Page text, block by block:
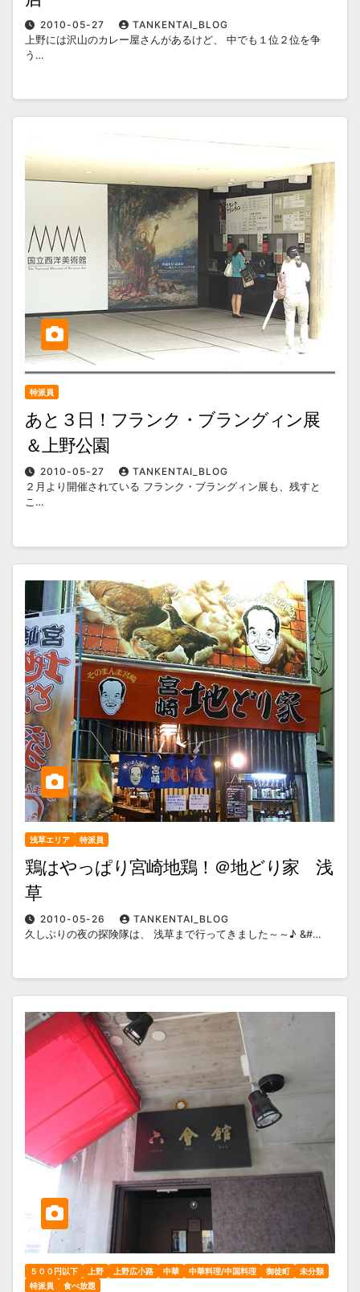
2010-05-27
TANKENTAI_BLOG
上野には沢山のカレー屋さんがあるけど、 中でも１位２位を争
う…
特派員
あと３日！フランク・ブラングィン展
＆上野公園
2010-05-27
TANKENTAI_BLOG
２月より開催されている フランク・ブラングィン展も、残すと
こ…
浅草エリア 特派員
鶏はやっぱり宮崎地鶏！＠地どり家 浅
草
2010-05-26
TANKENTAI_BLOG
久しぶりの夜の探険隊は、 浅草まで行ってきました～～♪ &#…
５００円以下 上野 上野広小路 中華 中華料理/中国料理 御徒町
未分類
特派員
食べ放題